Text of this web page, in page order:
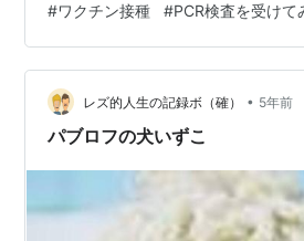
ます。 佐野美代子さんもブログに挙
ますが、検査やマスクを介して 何
ーム）が…。 ameblo.jp そういえば
を顕微鏡で見たら 虫のような変なも
ましたよね。 何でしょうか、…
#ワクチン接種 #PCR検査を受けて
レズ的人生の記録ボ（確） • 5年前
パブロフの犬いずこ